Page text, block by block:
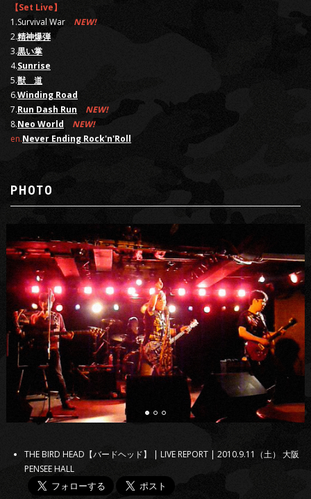
【Set Live】
1.Survival War NEW!
2.精神爆弾
3.黒い掌
4.Sunrise
5.獣 道
6.Winding Road
7.Run Dash Run
NEW!
8.Neo World
NEW!
en.Never Ending Rock'n'Roll
PHOTO
THE BIRD HEAD【バードヘッド】 | LIVE REPORT | 2010.9.11（土） 大阪
PENSEE HALL